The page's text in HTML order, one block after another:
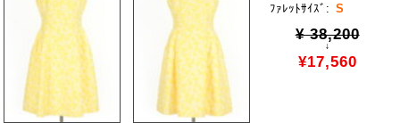
ﾌｧﾚｯﾄｻｲｽﾞ: S
¥ 38,200
↓
¥17,560